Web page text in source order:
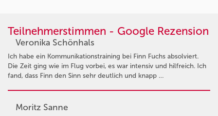
Teilnehmerstimmen - Google Rezension
Veronika Schönhals
Ich habe ein Kommunikationstraining bei Finn Fuchs absolviert.
Die Zeit ging wie im Flug vorbei, es war intensiv und hilfreich. Ich
fand, dass Finn den Sinn sehr deutlich und knapp …
Moritz Sanne